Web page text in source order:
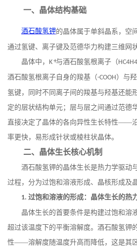
一、晶体结构基础
酒石酸氢钾的晶体属于单斜晶系，空
通过氢键、离子键及范德华力构建三维网
晶体中， K+与酒石酸氢根离子（
酒石酸氢根离子自身的羧基（-COOH）与
氢键，同时不同离子间的羧基与羟基还能
定的层状结构单元；层与层之间通过范德
直接决定了晶体的各向异性生长特性——
率更快，易形成针状或棱柱状晶体。
二、晶体生长核心机制
酒石酸氢钾的晶体生长是热力学驱动
过程，分为过饱和溶液形成、晶核形成及
1. 过饱和溶液的形成：晶体生长的热
晶体生长的首要条件是构建过饱和溶
超过该温度下的平衡溶解度。酒石酸氢钾
性——溶解度随温度升高而降低，这是其